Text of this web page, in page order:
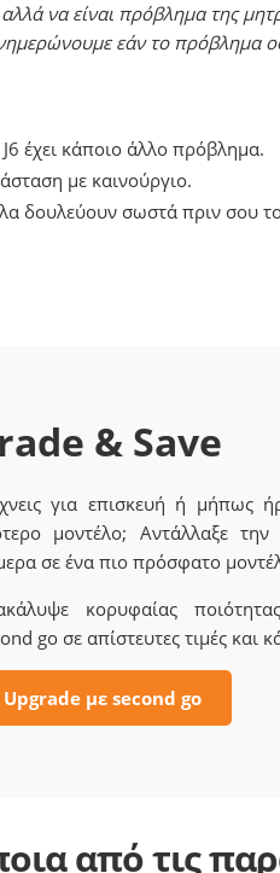
να είναι πρόβλημα της
εάν το πρόβλημα
έχει κάποιο άλλο πρόβλημα.
με καινούργιο.
δουλεύουν σωστά πριν σου
& Save
για επισκευή ή μήπως
μοντέλο; Αντάλλαξε
σε ένα πιο πρόσφατο
κορυφαίας
go σε απίστευτες τιμές και
Upgrade με second go
από τις